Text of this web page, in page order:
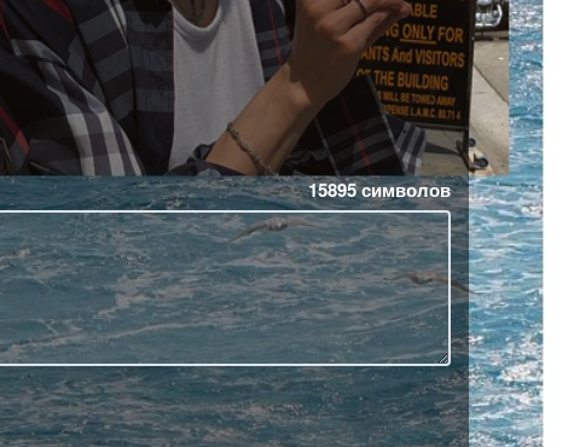
15895символов